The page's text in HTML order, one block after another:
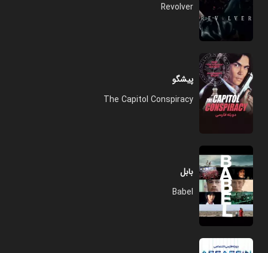
Revolver
پیشگو
The Capitol Conspiracy
بابل
Babel